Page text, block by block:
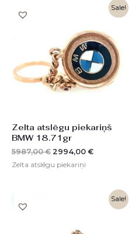
Sale!
Zelta atslēgu piekariņš
BMW 18.71gr
5987,00€
5987,00 €.
2994,00 €
Current
price
2994,00 €.
Zelta atslēgu piekariņi
Sale!
Current
price